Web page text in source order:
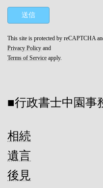
This site is protected by reCAPTCHA
Privacy Policy and
Terms of Service apply.
■行政書士中園事
相続
遺言
後見